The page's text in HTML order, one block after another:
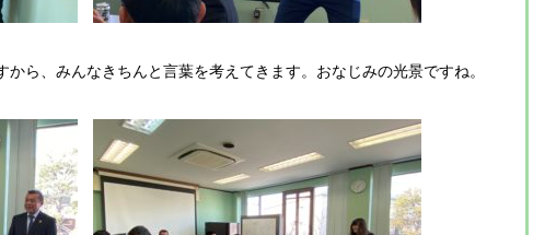
ら、みんなきちんと言葉を考えてきます。おなじみの光景ですね。